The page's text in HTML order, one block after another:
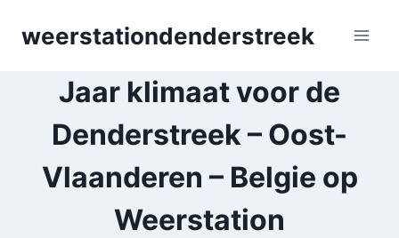
weerstationdenderstreek
Jaar klimaat voor de
Denderstreek – Oost-
Vlaanderen – Belgie op
Weerstation